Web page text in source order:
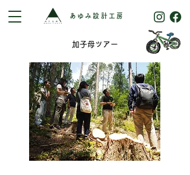
あゆみ設計工房
加子母ツアー